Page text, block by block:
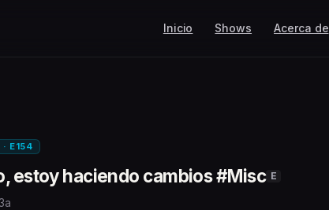
Inicio Shows Acerca de
· E154
estoy haciendo cambios #Misc E